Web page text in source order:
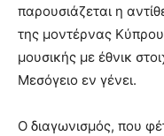
παρουσιάζεται η
της μοντέρνας
μουσικής με έθνικ
Μεσόγειο εν γένει.
Ο διαγωνισμός, που